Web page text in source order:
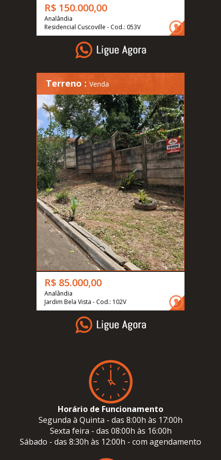
R$ 150.000,00
Analândia
Residencial Cuscoville - Cod.: 053V
Terreno : Venda
R$ 85.000,00
Analândia
Jardim Bela Vista - Cod.: 102V
Horário de Funcionamento
Segunda à Quinta - das 8:00h às 17:00h
Sexta feira - das 08:00h às 16:00h
Sábado - das 8:30h às 12:00h - com agendamento